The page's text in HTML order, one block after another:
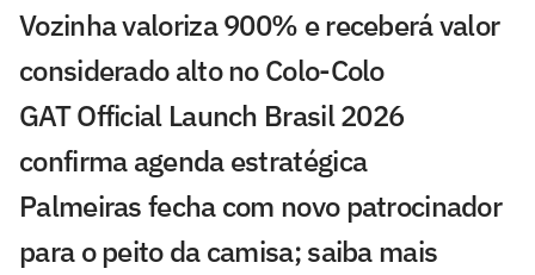
Vozinha valoriza 900% e receberá valor
considerado alto no Colo-Colo
GAT Official Launch Brasil 2026
confirma agenda estratégica
Palmeiras fecha com novo patrocinador
para o peito da camisa; saiba mais